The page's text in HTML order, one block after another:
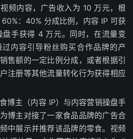
频内容，广告收入为 10 万元，根
：40% 分成比例，内容 IP 可获
手获得 4 万元。同时，在流量变
内容引导粉丝购买合作品牌的产
售额的一定比例分成，或者根据引
注册等其他流量转化行为获得相应
博主（内容 IP）与内容营销操盘手
博主对接了一家食品品牌的广告合
中展示并推荐该品牌的零食。视频